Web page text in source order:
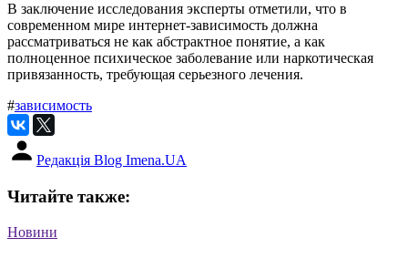
В заключение исследования эксперты отметили, что в
современном мире интернет-зависимость должна
рассматриваться не как абстрактное понятие, а как
полноценное психическое заболевание или наркотическая
привязанность, требующая серьезного лечения.
#зависимость
Редакція Blog Imena.UA
Читайте также:
Новини